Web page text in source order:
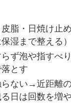
脂・日焼け止
湿まで整える）
ず泡や指すべ
とす
ない→近距離
日は回数を増